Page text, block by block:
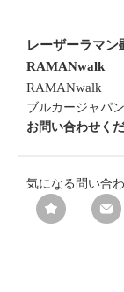
レーザーラマン
RAMANwalk
RAMANwalk
ブルカージャパ
お問い合わせく
気になる 問い合